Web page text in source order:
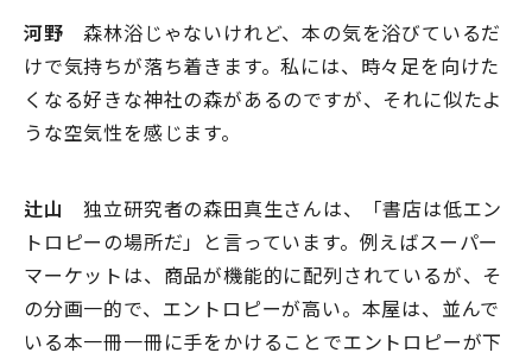
河野 森林浴じゃないけれど、本の気を浴びているだ
けで気持ちが落ち着きます。私には、時々足を向けた
くなる好きな神社の森があるのですが、それに似たよ
うな空気性を感じます。
辻山
独立研究者の森田真生さんは、「書店は低エン
トロピーの場所だ」と言っています。例えばスーパー
マーケットは、商品が機能的に配列されているが、そ
の分画一的で、エントロピーが高い。本屋は、並んで
いる本一冊一冊に手をかけることでエントロピーが下